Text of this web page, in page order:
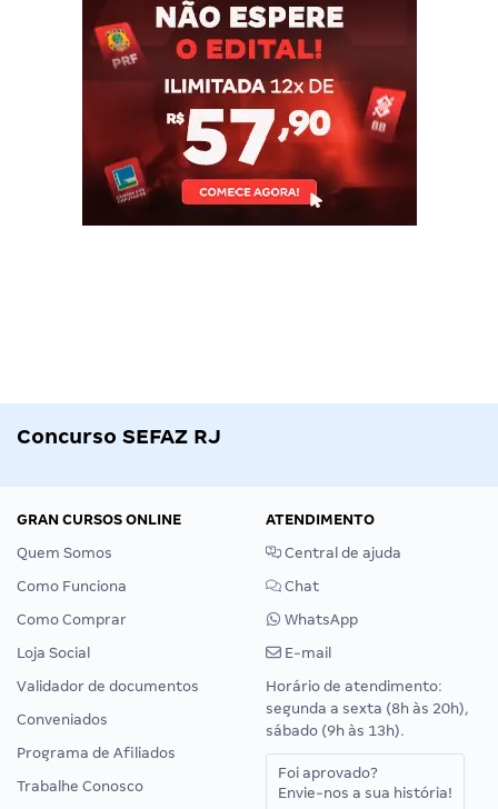
Concurso SEFAZ RJ
GRAN CURSOS ONLINE
Quem Somos
Como Funciona
Como Comprar
Loja Social
Validador de documentos
Conveniados
Programa de Afiliados
Trabalhe Conosco
ATENDIMENTO
Central de ajuda
Chat
WhatsApp
E-mail
Horário de atendimento:
segunda a sexta (8h às 20h),
sábado (9h às 13h).
Foi aprovado?
Envie-nos a sua história!